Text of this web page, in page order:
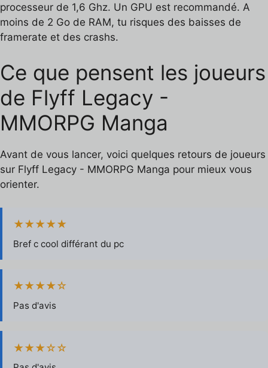
processeur de 1,6 Ghz. Un GPU est recommandé. A
moins de 2 Go de RAM, tu risques des baisses de
framerate et des crashs.
Ce que pensent les joueurs
de Flyff Legacy -
MMORPG Manga
Avant de vous lancer, voici quelques retours de joueurs
sur Flyff Legacy - MMORPG Manga pour mieux vous
orienter.
★★★★★
Bref c cool différant du pc
★★★★☆
Pas d'avis
★★★☆☆